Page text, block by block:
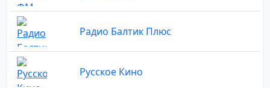
Радио Балтик Плюс
Русское Кино